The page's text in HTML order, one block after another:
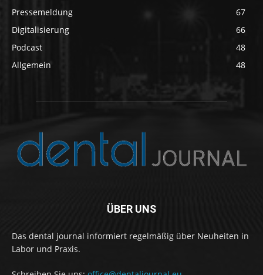
Pressemeldung
67
Digitalisierung
66
Podcast
48
Allgemein
48
ÜBER UNS
Das dental journal informiert regelmäßig über Neuheiten in
Labor und Praxis.